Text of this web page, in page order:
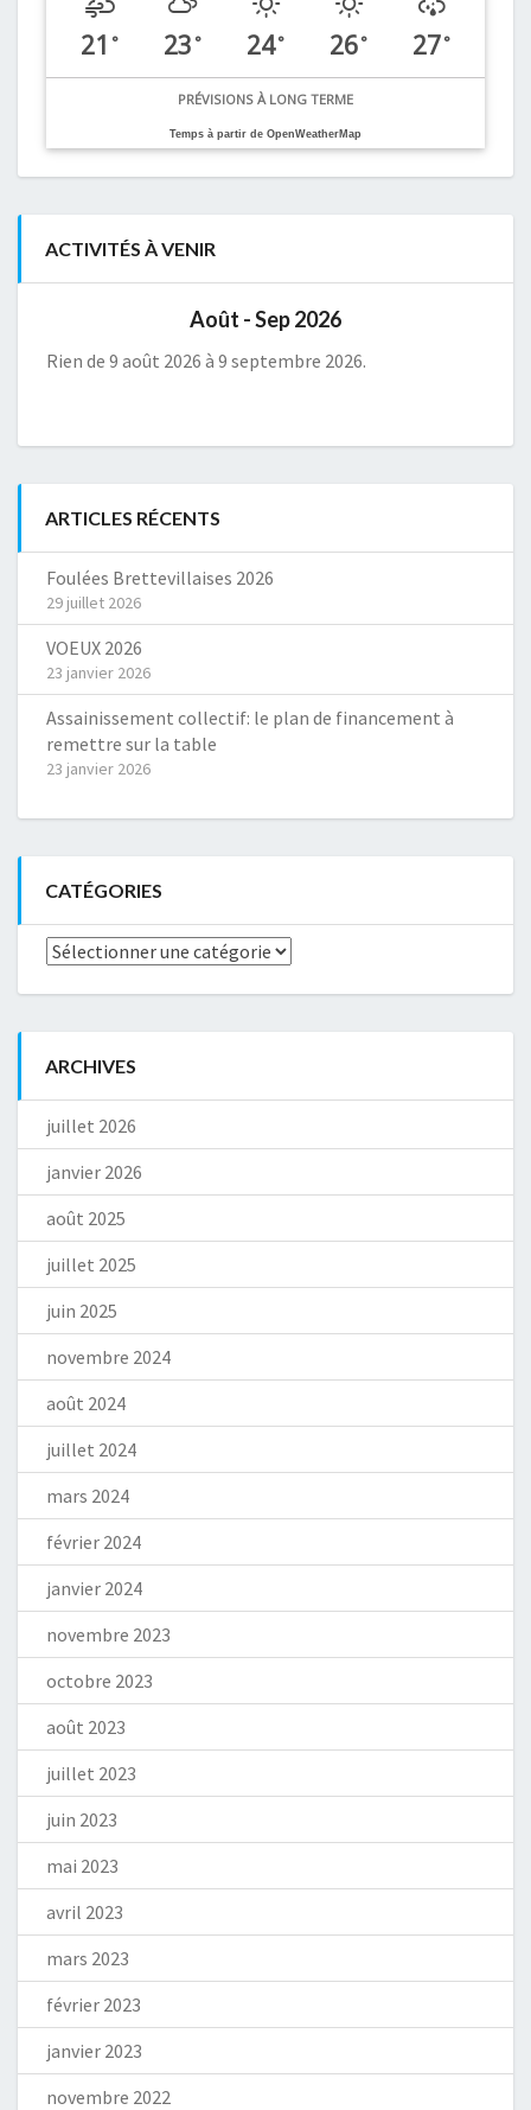
21 ° 23 ° 24° 26° 27°
PRÉVISIONS À LONG TERME
Temps à partir de OpenWeatherMap
ACTIVITÉS À VENIR
Août - Sep 2026
Rien de 9 août 2026 à 9 septembre 2026.
ARTICLES RÉCENTS
Foulées Brettevillaises 2026
29 juillet 2026
VOEUX 2026
23 janvier 2026
Assainissement collectif: le plan de financement à
remettre sur la table
23 janvier 2026
CATÉGORIES
Catégories
ARCHIVES
juillet 2026
janvier 2026
août 2025
juillet 2025
juin 2025
novembre 2024
août 2024
juillet 2024
mars 2024
février 2024
janvier 2024
novembre 2023
octobre 2023
août 2023
juillet 2023
juin 2023
mai 2023
avril 2023
mars 2023
février 2023
janvier 2023
novembre 2022